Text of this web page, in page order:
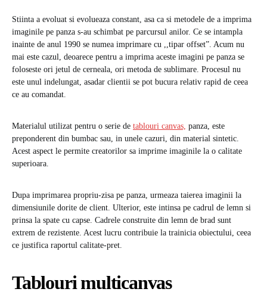
Stiinta a evoluat si evolueaza constant, asa ca si metodele de a imprima
imaginile pe panza s-au schimbat pe parcursul anilor. Ce se intampla
inainte de anul 1990 se numea imprimare cu ,,tipar offset”. Acum nu
mai este cazul, deoarece pentru a imprima aceste imagini pe panza se
foloseste ori jetul de cerneala, ori metoda de sublimare. Procesul nu
este unul indelungat, asadar clientii se pot bucura relativ rapid de ceea
ce au comandat.
Materialul utilizat pentru o serie de tablouri canvas, panza, este
preponderent din bumbac sau, in unele cazuri, din material sintetic.
Acest aspect le permite creatorilor sa imprime imaginile la o calitate
superioara.
Dupa imprimarea propriu-zisa pe panza, urmeaza taierea imaginii la
dimensiunile dorite de client. Ulterior, este intinsa pe cadrul de lemn si
prinsa la spate cu capse. Cadrele construite din lemn de brad sunt
extrem de rezistente. Acest lucru contribuie la trainicia obiectului, ceea
ce justifica raportul calitate-pret.
Tablouri multicanvas